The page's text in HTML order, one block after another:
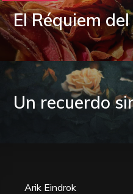
El Réquiem
Un recuerdo
Arik Eindrok